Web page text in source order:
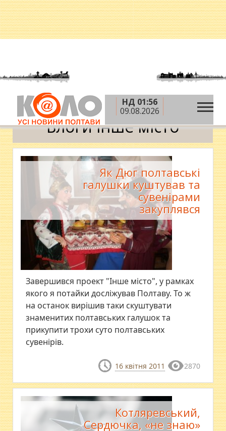
НД 01:56
09.08.2026
Головна » Блоги інше місто
Блоги інше місто
Як Дюг полтавські
галушки куштував та
сувенірами
закуплявся
Завершився проект "Інше місто", у рамках
якого я потайки досліжував Полтаву. То ж
на останок вирішив таки скуштувати
знаменитих полтавських галушок та
прикупити трохи суто полтавських
сувенірів.
16 квітня 2011 2870
Котляревський,
Сердючка, «не знаю»